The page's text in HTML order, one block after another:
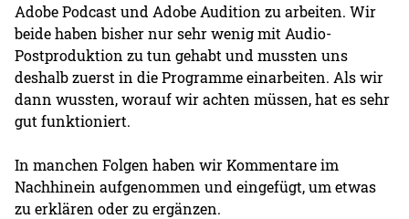
Adobe Podcast und Adobe Audition zu arbeiten. Wir
beide haben bisher nur sehr wenig mit Audio-
Postproduktion zu tun gehabt und mussten uns
deshalb zuerst in die Programme einarbeiten. Als wir
dann wussten, worauf wir achten müssen, hat es sehr
gut funktioniert.
In manchen Folgen haben wir Kommentare im
Nachhinein aufgenommen und eingefügt, um etwas
zu erklären oder zu ergänzen.